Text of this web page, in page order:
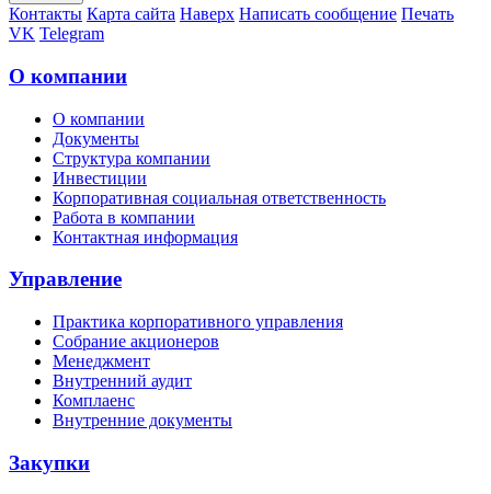
Контакты Карта сайта Наверх Написать сообщение Печать
VK Telegram
О компании
О компании
Документы
Структура компании
Инвестиции
Корпоративная социальная ответственность
Работа в компании
Контактная информация
Управление
Практика корпоративного управления
Собрание акционеров
Менеджмент
Внутренний аудит
Комплаенс
Внутренние документы
Закупки